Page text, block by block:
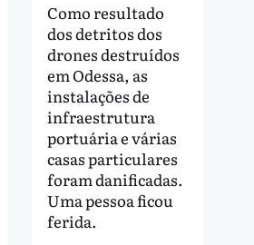
Como resultado
dos detritos dos
drones destruídos
em Odessa, as
instalações de
infraestrutura
portuária e várias
casas particulares
foram danificadas.
Uma pessoa ficou
ferida.